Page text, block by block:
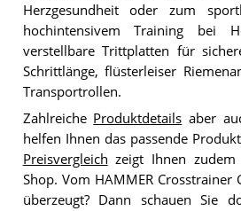
Herzgesundheit oder zum
hochintensivem Training bei
verstellbare Trittplatten für
Schrittlänge, flüsterleiser
Transportrollen.
Zahlreiche Produktdetails aber
helfen Ihnen das passende
Preisvergleich zeigt Ihnen zudem
Shop. Vom HAMMER Crosstrainer
überzeugt? Dann schauen Sie